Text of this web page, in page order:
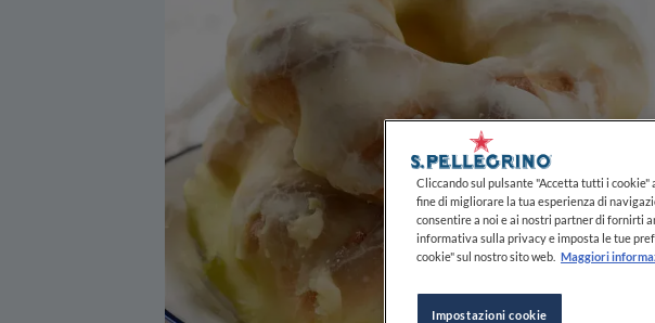
Cliccando sul pulsante "Accetta tutti i
fine di migliorare la tua esperienza di
consentire a noi e ai nostri partner di fornirti
informativa sulla privacy e imposta le tue
cookie" sul nostro sito web. Maggiori
Impostazioni cookie